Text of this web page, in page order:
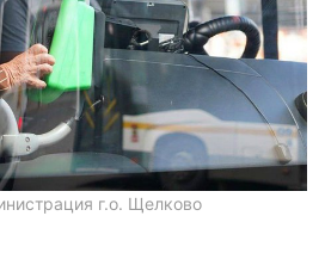
г.о. Щелково